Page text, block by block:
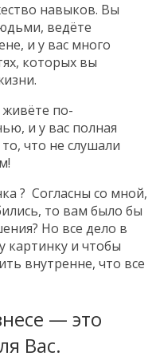
навыков. Вы
ведёте
и у вас много
которых вы
по-
и у вас полная
что не слушали
? Согласны со мной,
то вам было бы
Но все дело в
картинку и чтобы
внутренне, что все
— это
Вас.